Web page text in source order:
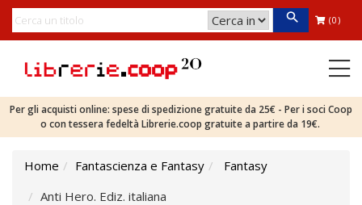
(0)
Per gli acquisti online: spese di spedizione gratuite da 25€ - Per i soci Coop
o con tessera fedeltà Librerie.coop gratuite a partire da 19€.
Home Fantascienza e Fantasy
Fantasy
Anti Hero. Ediz. italiana